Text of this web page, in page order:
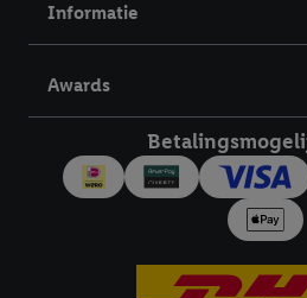
Informatie
Awards